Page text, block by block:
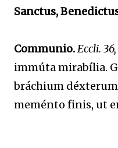
Sanctus,
Communio.Eccli.
immúta mirabília.
bráchium
meménto finis, ut